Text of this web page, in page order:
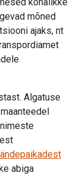
mõned
ajaks, nt
Algatuse
abiga